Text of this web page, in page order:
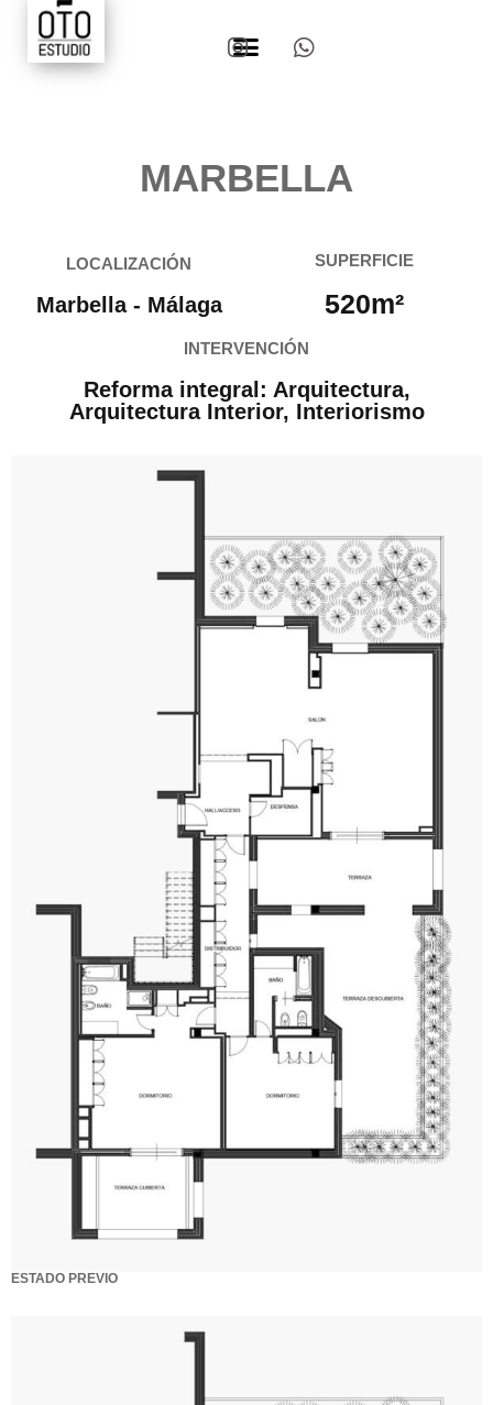
MARBELLA
LOCALIZACIÓN
Marbella - Málaga
SUPERFICIE
520m²
INTERVENCIÓN
Reforma integral: Arquitectura,
Arquitectura Interior, Interiorismo
ESTADO PREVIO